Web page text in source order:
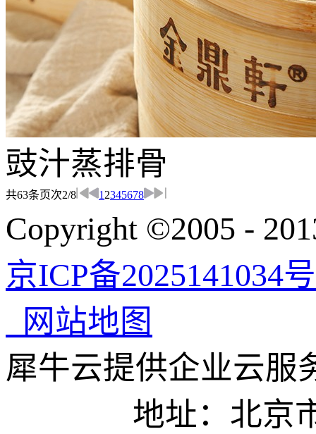
豉汁蒸排骨
共63条页次2/8 12345678
Copyright ©2005 -
京ICP备2025141034
网站地图
犀牛云提供企业云服
地址：北京市东